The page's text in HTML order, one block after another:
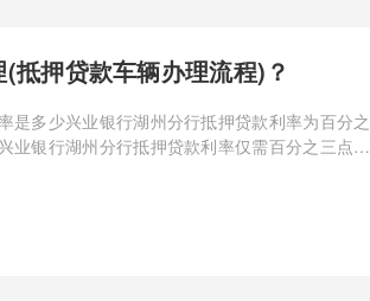
抵押贷款车辆办理流程)？
是多少兴业银行湖州分行抵押贷款利率为百分之
业银行湖州分行抵押贷款利率仅需百分之三点六